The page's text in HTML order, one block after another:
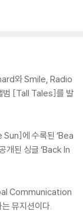
와 Smile, Radio
범 [Tall Tales]를 발
에 수록된 ‘Bea
개된 싱글 ‘Back In
Communication
뮤지션이다.